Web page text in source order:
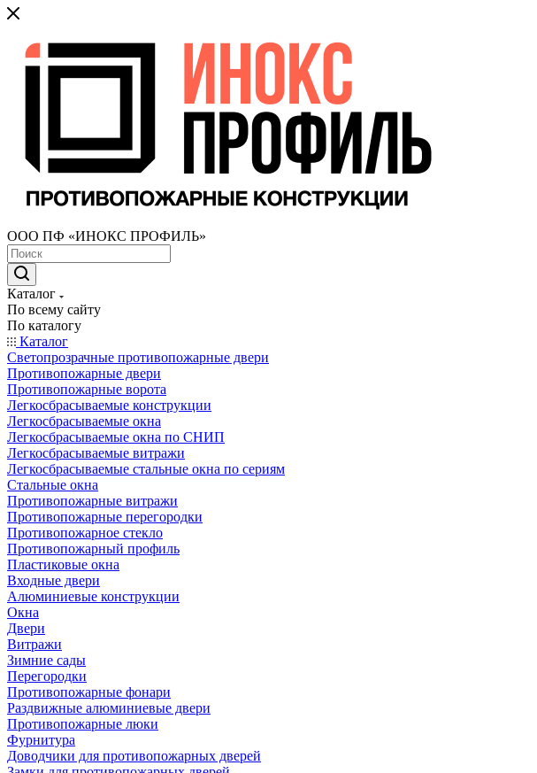
ООО ПФ «ИНОКС ПРОФИЛЬ»
Каталог
По всему сайту
По каталогу
Каталог
Светопрозрачные противопожарные двери
Противопожарные двери
Противопожарные ворота
Легкосбрасываемые конструкции
Легкосбрасываемые окна
Легкосбрасываемые окна по СНИП
Легкосбрасываемые витражи
Легкосбрасываемые стальные окна по сериям
Стальные окна
Противопожарные витражи
Противопожарные перегородки
Противопожарное стекло
Противопожарный профиль
Пластиковые окна
Входные двери
Алюминиевые конструкции
Окна
Двери
Витражи
Зимние сады
Перегородки
Противопожарные фонари
Раздвижные алюминиевые двери
Противопожарные люки
Фурнитура
Доводчики для противопожарных дверей